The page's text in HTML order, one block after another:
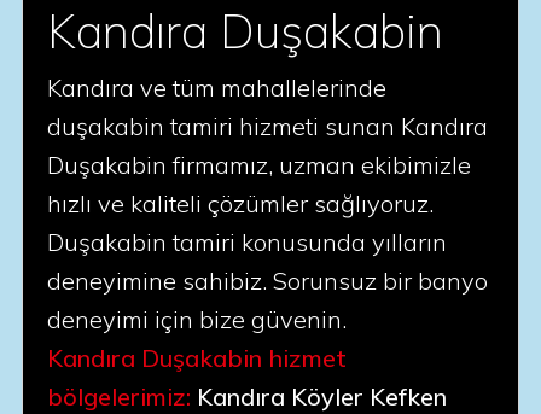
Kandıra Duşakabin
Kandıra ve tüm mahallelerinde
duşakabin tamiri hizmeti sunan Kandıra
Duşakabin firmamız, uzman ekibimizle
hızlı ve kaliteli çözümler sağlıyoruz.
Duşakabin tamiri konusunda yılların
deneyimine sahibiz. Sorunsuz bir banyo
deneyimi için bize güvenin.
Kandıra Duşakabin hizmet
bölgelerimiz: Kandıra Köyler Kefken